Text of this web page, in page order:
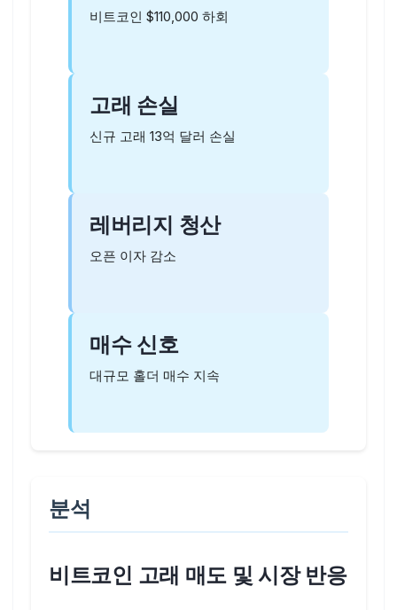
비트코인 $110,000 하회
고래 손실
신규 고래 13억 달러 손실
레버리지 청산
오픈 이자 감소
매수 신호
대규모 홀더 매수 지속
분석
비트코인 고래 매도 및 시장 반응